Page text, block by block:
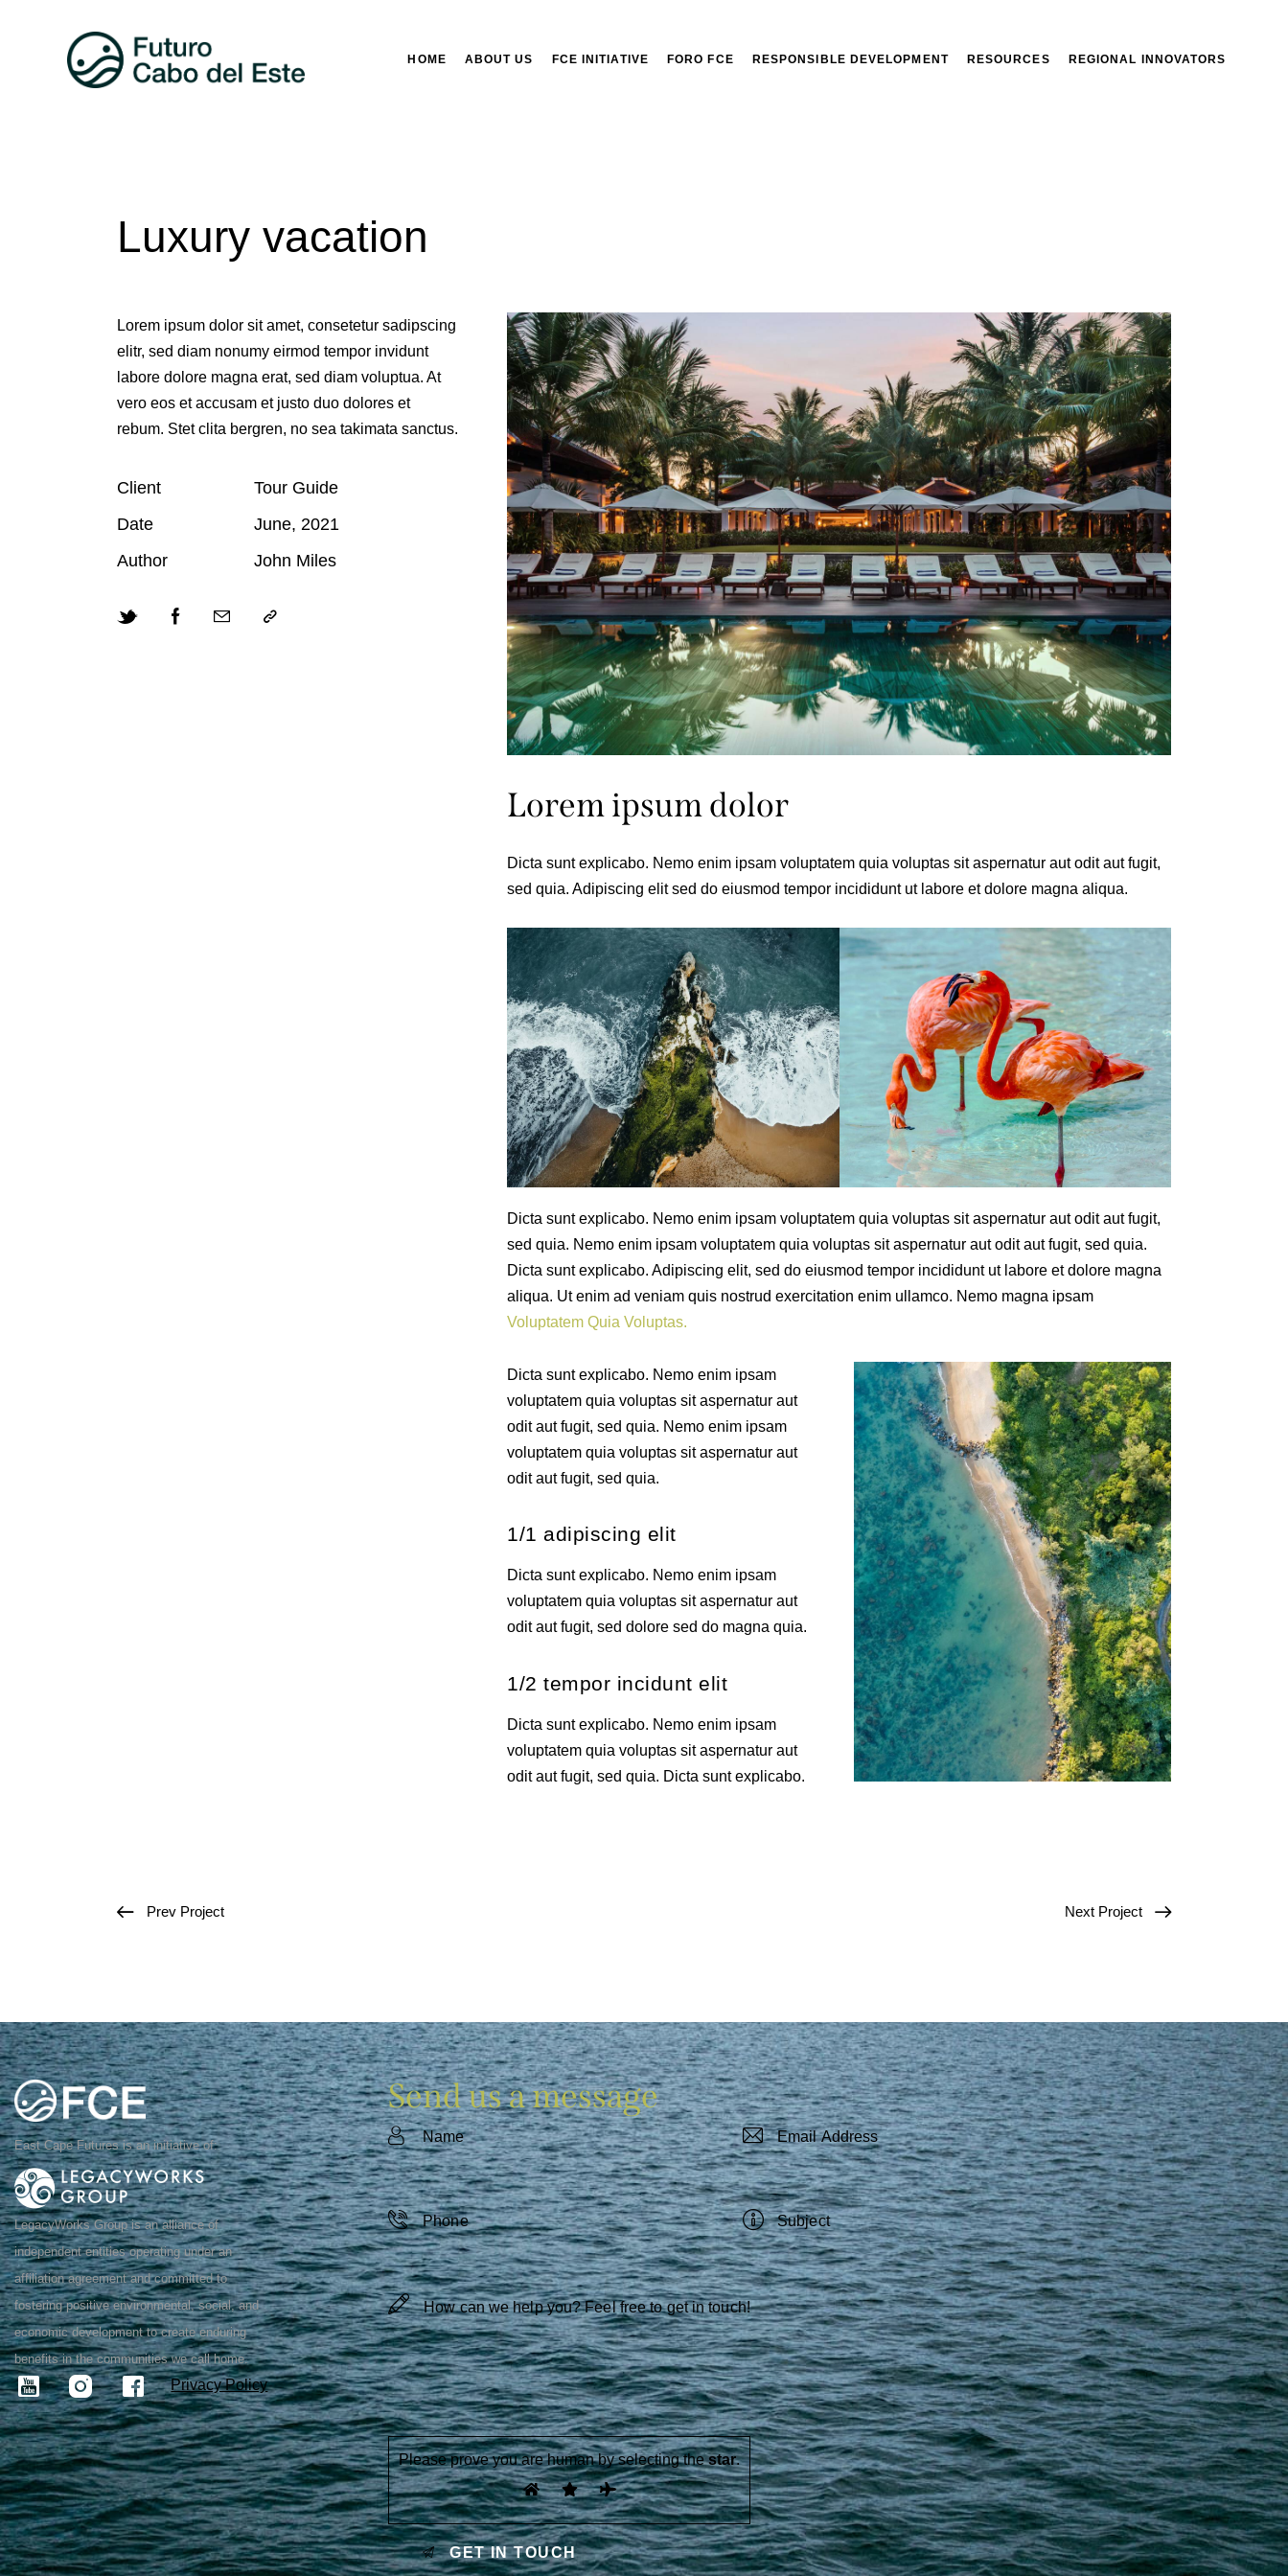
HOME ABOUT US FCE INITIATIVE FORO FCE RESPONSIBLE DEVELOPMENT RESOURCES REGIONAL INNOVATORS
Luxury vacation
Lorem ipsum dolor sit amet, consetetur sadipscing
elitr, sed diam nonumy eirmod tempor invidunt
labore dolore magna erat, sed diam voluptua. At
vero eos et accusam et justo duo dolores et
rebum. Stet clita bergren, no sea takimata sanctus.
Client
Tour Guide
Date
June, 2021
Author
John Miles
Lorem ipsum dolor
Dicta sunt explicabo. Nemo enim ipsam voluptatem quia voluptas sit aspernatur aut odit aut fugit,
sed quia. Adipiscing elit sed do eiusmod tempor incididunt ut labore et dolore magna aliqua.
Dicta sunt explicabo. Nemo enim ipsam voluptatem quia voluptas sit aspernatur aut odit aut fugit,
sed quia. Nemo enim ipsam voluptatem quia voluptas sit aspernatur aut odit aut fugit, sed quia.
Dicta sunt explicabo. Adipiscing elit, sed do eiusmod tempor incididunt ut labore et dolore magna
aliqua. Ut enim ad veniam quis nostrud exercitation enim ullamco. Nemo magna ipsam
Voluptatem Quia Voluptas.
Dicta sunt explicabo. Nemo enim ipsam
voluptatem quia voluptas sit aspernatur aut
odit aut fugit, sed quia. Nemo enim ipsam
voluptatem quia voluptas sit aspernatur aut
odit aut fugit, sed quia.
1/1 adipiscing elit
Dicta sunt explicabo. Nemo enim ipsam
voluptatem quia voluptas sit aspernatur aut
odit aut fugit, sed dolore sed do magna quia.
1/2 tempor incidunt elit
Dicta sunt explicabo. Nemo enim ipsam
voluptatem quia voluptas sit aspernatur aut
odit aut fugit, sed quia. Dicta sunt explicabo.
Prev Project Next Project
East Cape Futures is an initiative of:
LegacyWorks Group is an alliance of
independent entities operating under an
affiliation agreement and committed to
fostering positive environmental, social, and
economic development to create enduring
benefits in the communities we call home.
Privacy Policy
Send us a message
Please prove you are human by selecting thestar.